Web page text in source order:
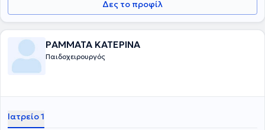
στα νοσοκομεία παίδων St Mary's & Booth Hall του Manchester.
Συγκεντρώνει μια σειρά από μεταπτυχιακούς τίτλους σπουδών από
βασικές υπηρεσίες που παρέχει είναι η χειρουργική υποσπαδία, η
χειρουργική νεογνών, η παιδοουρολογία και η λαπαροσκοπική
Δες το προφίλ
ΡΑΜΜΑΤΑ ΚΑΤΕΡΙΝΑ
Παιδοχειρουργός
Ιατρείο 1